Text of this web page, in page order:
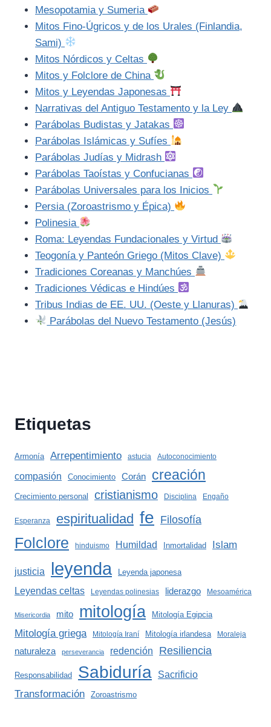
Mesopotamia y Sumeria
Mitos Fino-Úgricos y de los Urales (Finlandia,
Sami)
Mitos Nórdicos y Celtas
Mitos y Folclore de China
Mitos y Leyendas Japonesas
Narrativas del Antiguo Testamento y la Ley
Parábolas Budistas y Jatakas
Parábolas Islámicas y Sufíes
Parábolas Judías y Midrash
Parábolas Taoístas y Confucianas
Parábolas Universales para los Inicios
Persia (Zoroastrismo y Épica)
Polinesia
Roma: Leyendas Fundacionales y Virtud
Teogonía y Panteón Griego (Mitos Clave)
Tradiciones Coreanas y Manchúes
Tradiciones Védicas e Hindúes
Tribus Indias de EE. UU. (Oeste y Llanuras)
Parábolas del Nuevo Testamento (Jesús)
Etiquetas
Armonía Arrepentimiento astucia Autoconocimiento
compasión Conocimiento Corán creación
Crecimiento personal cristianismo Disciplina Engaño
Esperanza espiritualidad fe Filosofía
Folclore hinduismo Humildad Inmortalidad Islam
justicia leyenda Leyenda japonesa
Leyendas celtas Leyendas polinesias liderazgo Mesoamérica
Misericordia mito mitología Mitología Egipcia
Mitología griega Mitología Iraní Mitología irlandesa Moraleja
naturaleza perseverancia redención Resiliencia
Responsabilidad Sabiduría Sacrificio
Transformación Zoroastrismo